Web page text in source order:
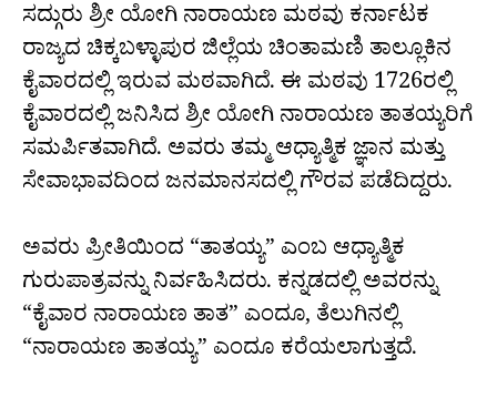
ಸದ್ಗುರು ಶ್ರೀ ಯೋಗಿ ನಾರಾಯಣ ಮಠವು ಕರ್ನಾಟಕ
ರಾಜ್ಯದ ಚಿಕ್ಕಬಳ್ಳಾಪುರ ಜಿಲ್ಲೆಯ ಚಿಂತಾಮಣಿ ತಾಲ್ಲೂಕಿನ
ಕೈವಾರದಲ್ಲಿ ಇರುವ ಮಠವಾಗಿದೆ. ಈ ಮಠವು 1726ರಲ್ಲಿ
ಕೈವಾರದಲ್ಲಿ ಜನಿಸಿದ ಶ್ರೀ ಯೋಗಿ ನಾರಾಯಣ ತಾತಯ್ಯರಿಗೆ
ಸಮರ್ಪಿತವಾಗಿದೆ. ಅವರು ತಮ್ಮ ಆಧ್ಯಾತ್ಮಿಕ ಜ್ಞಾನ ಮತ್ತು
ಸೇವಾಭಾವದಿಂದ ಜನಮಾನಸದಲ್ಲಿ ಗೌರವ ಪಡೆದಿದ್ದರು.
ಅವರು ಪ್ರೀತಿಯಿಂದ “ತಾತಯ್ಯ” ಎಂಬ ಆಧ್ಯಾತ್ಮಿಕ
ಗುರುಪಾತ್ರವನ್ನು ನಿರ್ವಹಿಸಿದರು. ಕನ್ನಡದಲ್ಲಿ ಅವರನ್ನು
“ಕೈವಾರ ನಾರಾಯಣ ತಾತ” ಎಂದೂ, ತೆಲುಗಿನಲ್ಲಿ
“ನಾರಾಯಣ ತಾತಯ್ಯ” ಎಂದೂ ಕರೆಯಲಾಗುತ್ತದೆ.